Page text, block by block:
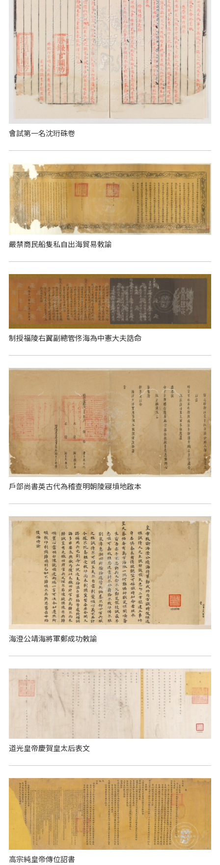
會試第一名沈珩硃卷
嚴禁商民船隻私自出海貿易敕諭
制授福陵右翼副總管佟海為中憲大夫誥命
戶部尚書英古代為稽查明朝陵寢墳地啟本
海澄公靖海將軍鄭成功敕諭
道光皇帝慶賀皇太后表文
高宗純皇帝傳位詔書